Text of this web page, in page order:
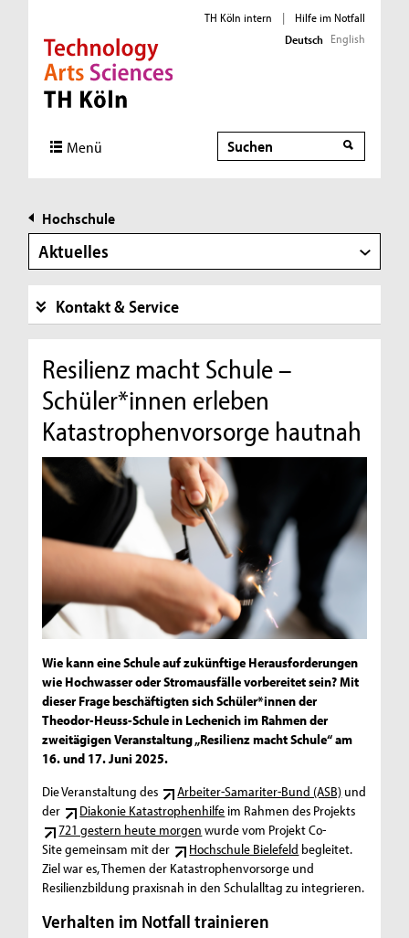
Direkt zur Hauptnavigation
Direkt zur Subnavigation
Direkt zum Inhalt
Direkt zum Fußbereich
TH Köln intern |
Hilfe im Notfall
Deutsch English
Menü Suche
Hochschule
Aktuelles
Kontakt & Service
Resilienz macht Schule –
Schüler*innen erleben
Katastrophenvorsorge hautnah
Wie kann eine Schule auf zukünftige Herausforderungen
wie Hochwasser oder Stromausfälle vorbereitet sein? Mit
dieser Frage beschäftigten sich Schüler*innen der
Theodor-Heuss-Schule in Lechenich im Rahmen der
zweitägigen Veranstaltung „Resilienz macht Schule“ am
16. und 17. Juni 2025.
Die Veranstaltung des
Arbeiter-Samariter-Bund (ASB) und
der
Diakonie Katastrophenhilfe im Rahmen des Projekts
721 gestern heute morgen wurde vom Projekt Co-
Site gemeinsam mit der
Hochschule Bielefeld begleitet.
Ziel war es, Themen der Katastrophenvorsorge und
Resilienzbildung praxisnah in den Schulalltag zu integrieren.
Verhalten im Notfall trainieren